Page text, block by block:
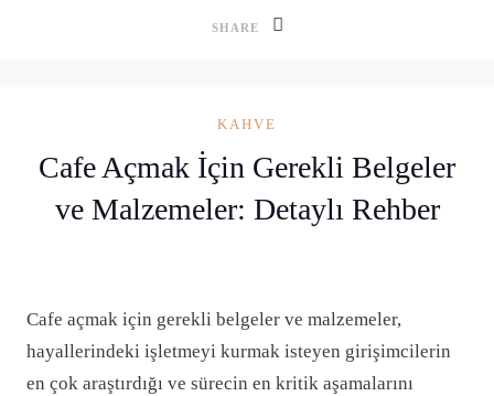
SHARE
KAHVE
Cafe Açmak İçin Gerekli Belgeler
ve Malzemeler: Detaylı Rehber
Cafe açmak için gerekli belgeler ve malzemeler,
hayallerindeki işletmeyi kurmak isteyen girişimcilerin
en çok araştırdığı ve sürecin en kritik aşamalarını